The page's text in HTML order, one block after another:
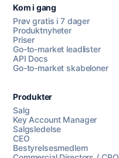
Kom i gang
Prøv gratis i 7 dager
Produktnyheter
Priser
Go-to-market leadlister
API Docs
Go-to-market skabeloner
Produkter
Salg
Key Account Manager
Salgsledelse
CEO
Bestyrelsesmedlem